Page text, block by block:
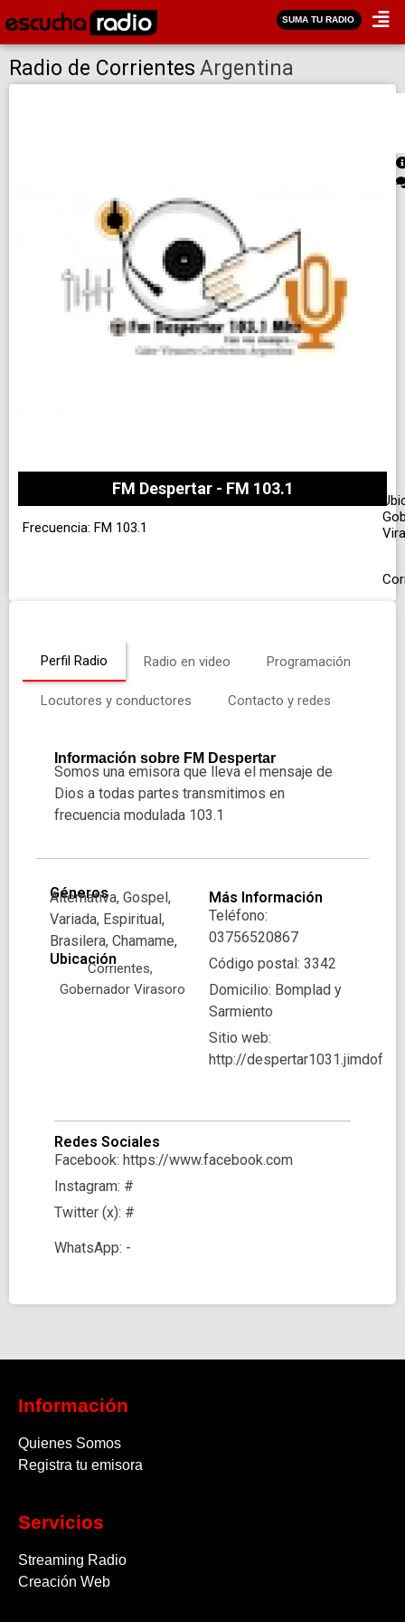
SUMA TU RADIO
Radio de Corrientes Argentina
FM Despertar - FM 103.1
Frecuencia: FM 103.1
Perfil Radio Radio en video Programación
Locutores y conductores Contacto y redes
Información sobre FM Despertar
Somos una emisora que lleva el mensaje de
Dios a todas partes transmitimos en
frecuencia modulada 103.1
Géneros
Alternativa, Gospel,
Variada, Espiritual,
Brasilera, Chamame,
Ubicación
Corrientes,
Gobernador Virasoro
Más Información
Teléfono:
03756520867
Código postal: 3342
Domicilio: Bomplad y
Sarmiento
Sitio web:
http://
Redes Sociales
Facebook: https://www.facebook.com
Instagram: #
Twitter (x): #
WhatsApp: -
Información
Quienes Somos
Registra tu emisora
Servicios
Streaming Radio
Creación Web